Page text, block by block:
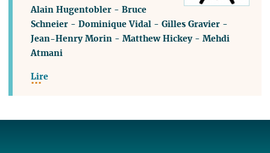
Alain Hugentobler -Bruce
Schneier -Dominique Vidal -Gilles Gravier -
Jean-Henry Morin -Matthew Hickey-Mehdi
Atmani
Lire